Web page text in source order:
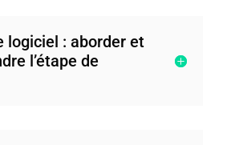
logiciel : aborder et
l’étape de